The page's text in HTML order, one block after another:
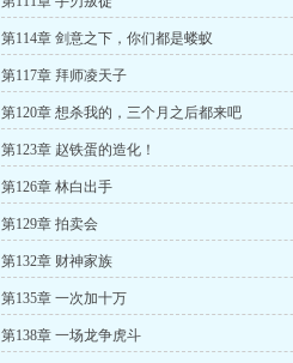
第114章 剑意之下，你们都是蝼蚁
第117章 拜师凌天子
第120章 想杀我的，三个月之后都来吧
第123章 赵铁蛋的造化！
第126章 林白出手
第129章 拍卖会
第132章 财神家族
第135章 一次加十万
第138章 一场龙争虎斗